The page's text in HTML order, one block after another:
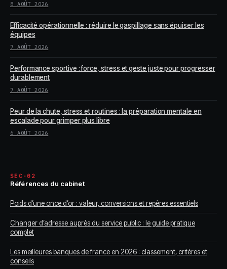
8 AOÛT 2026
Efficacité opérationnelle : réduire le gaspillage sans épuiser les
équipes
7 AOÛT 2026
Performance sportive : force, stress et geste juste pour progresser
durablement
7 AOÛT 2026
Peur de la chute, stress et routines : la préparation mentale en
escalade pour grimper plus libre
6 AOÛT 2026
SEC-02
Références du cabinet
Poids d’une once d’or : valeur, conversions et repères essentiels
Changer d’adresse auprès du service public : le guide pratique
complet
Les meilleures banques de france en 2026 : classement, critères et
conseils